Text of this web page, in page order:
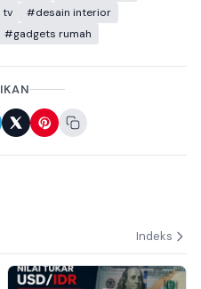
tv
#desain interior
#gadgets rumah
Indeks